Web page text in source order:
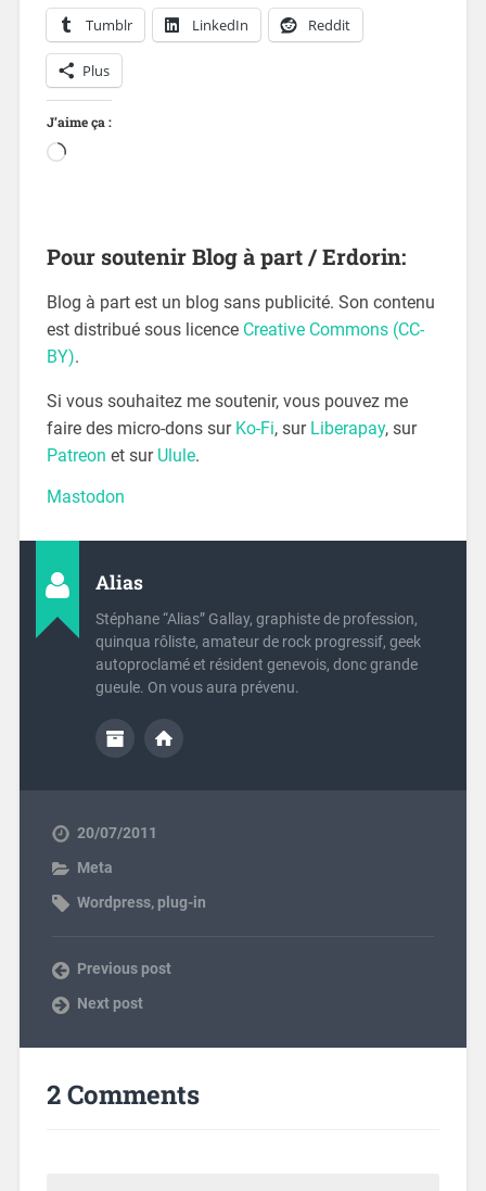
Tumblr LinkedIn Reddit
Plus
J’aime ça :
Pour soutenir Blog à part / Erdorin:
Blog à part est un blog sans publicité. Son contenu
est distribué sous licence Creative Commons (CC-
BY).
Si vous souhaitez me soutenir, vous pouvez me
faire des micro-dons sur Ko-Fi, sur Liberapay, sur
Patreon et sur Ulule.
Mastodon
Alias
Stéphane “Alias” Gallay, graphiste de profession,
quinqua rôliste, amateur de rock progressif, geek
autoproclamé et résident genevois, donc grande
gueule. On vous aura prévenu.
20/07/2011
Meta
Wordpress, plug-in
Previous post
Next post
2 Comments